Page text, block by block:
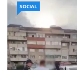
SOCIAL